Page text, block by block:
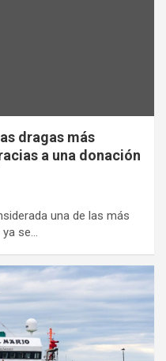
dragas más
a una donación
una de las más
ya se…